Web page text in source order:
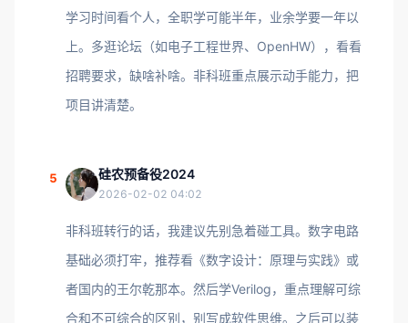
学习时间看个人，全职学可能半年，业余学要一年以
上。多逛论坛（如电子工程世界、OpenHW），看看
招聘要求，缺啥补啥。非科班重点展示动手能力，把
项目讲清楚。
5 硅农预备役2024
2026-02-02 04:02
非科班转行的话，我建议先别急着碰工具。数字电路
基础必须打牢，推荐看《数字设计：原理与实践》或
者国内的王尔乾那本。然后学Verilog，重点理解可综
合和不可综合的区别，别写成软件思维。之后可以装